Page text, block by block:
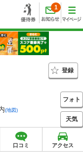
1
登録
(地図)
フォト
天気
口コミ アクセス